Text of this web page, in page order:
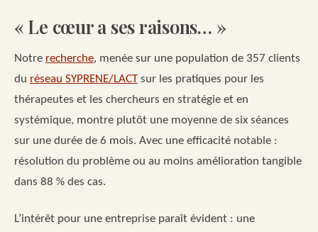
« Le cœur a ses raisons… »
Notre recherche, menée sur une population de 357 clients
du réseau SYPRENE/LACT sur les pratiques pour les
thérapeutes et les chercheurs en stratégie et en
systémique, montre plutôt une moyenne de six séances
sur une durée de 6 mois. Avec une efficacité notable :
résolution du problème ou au moins amélioration tangible
dans 88 % des cas.
L’intérêt pour une entreprise paraît évident : une